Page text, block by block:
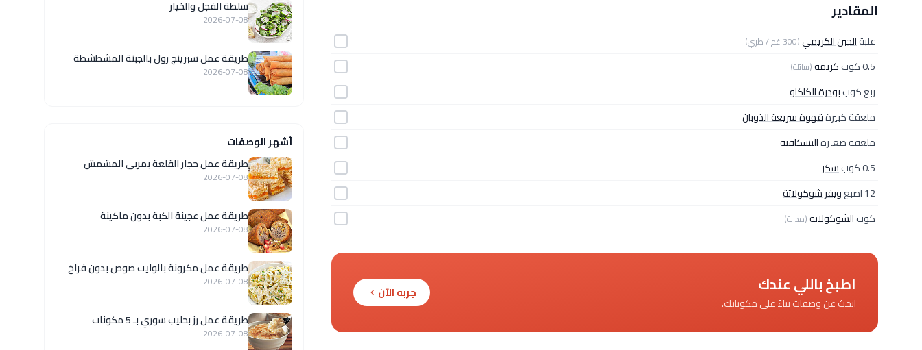
المقادير
علبةالجبن الكريمي (300 غم / طري)
0.5 كوب كريمة(سائلة)
ربع كوببودرة الكاكاو
ملعقة كبيرةقهوة سريعة الذوبان
ملعقة صغيرةالنسكافيه
0.5 كوب
سكر
12 اصبع
ويفر شوكولاتة
كوبالشوكولاتة(مذابة)
اطبخ باللي عندك
ابحث عن وصفات بناءً على مكوناتك.
جربه الآن
سلطة الفجل والخيار
2026-07-08
طريقة عمل سبرينج رول بالجبنة المشطشطة
2026-07-08
أشهر الوصفات
طريقة عمل حجار القلعة بمربى المشمش
2026-07-08
طريقة عمل عجينة الكبة بدون ماكينة
2026-07-08
طريقة عمل مكرونة بالوايت صوص بدون فراخ
2026-07-08
طريقة عمل رز بحليب سوري بـ 5 مكونات
2026-07-08